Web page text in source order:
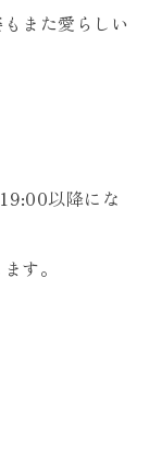
また愛らしい
以降にな
す。